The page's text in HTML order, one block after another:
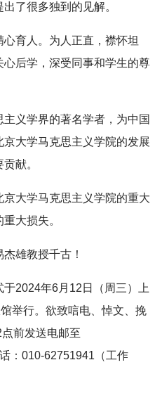
了很多独到的见解。
育人。为人正直，襟怀坦
后学，深受同事和学生的尊
义学界的著名学者，为中国
大学马克思主义学院的发展
献。
大学马克思主义学院的重大
大损失。
雄教授千古！
2024年6月12日（周三）上
举行。欲致唁电、悼文、挽
前发送电邮至
：010-62751941（工作